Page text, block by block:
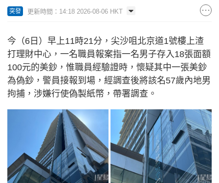
突發 更新時間：14:18 2026-08-06 HKT
今（6日）早上11時21分，尖沙咀北京道1號樓上渣
打理財中心，一名職員報案指一名男子存入18張面額
100元的美鈔，惟職員經驗證時，懷疑其中一張美鈔
為偽鈔，警員接報到場，經調查後將該名57歲內地男
拘捕，涉嫌行使偽製紙幣，帶署調查。